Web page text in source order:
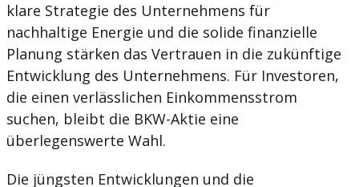
klare Strategie des Unternehmens für
nachhaltige Energie und die solide finanzielle
Planung stärken das Vertrauen in die zukünftige
Entwicklung des Unternehmens. Für Investoren,
die einen verlässlichen Einkommensstrom
suchen, bleibt die BKW-Aktie eine
überlegenswerte Wahl.
Die jüngsten Entwicklungen und die